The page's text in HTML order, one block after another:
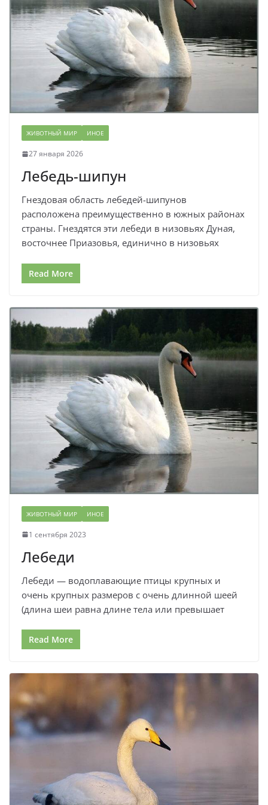
ЖИВОТНЫЙ МИР ИНОЕ
27 января 2026
Лебедь-шипун
Гнездовая область лебедей-шипунов
расположена преимущественно в южных районах
страны. Гнездятся эти лебеди в низовьях Дуная,
восточнее Приазовья, единично в низовьях
Read More
ЖИВОТНЫЙ МИР ИНОЕ
1 сентября 2023
Лебеди
Лебеди — водоплавающие птицы крупных и
очень крупных размеров с очень длинной шеей
(длина шеи равна длине тела или превышает
Read More